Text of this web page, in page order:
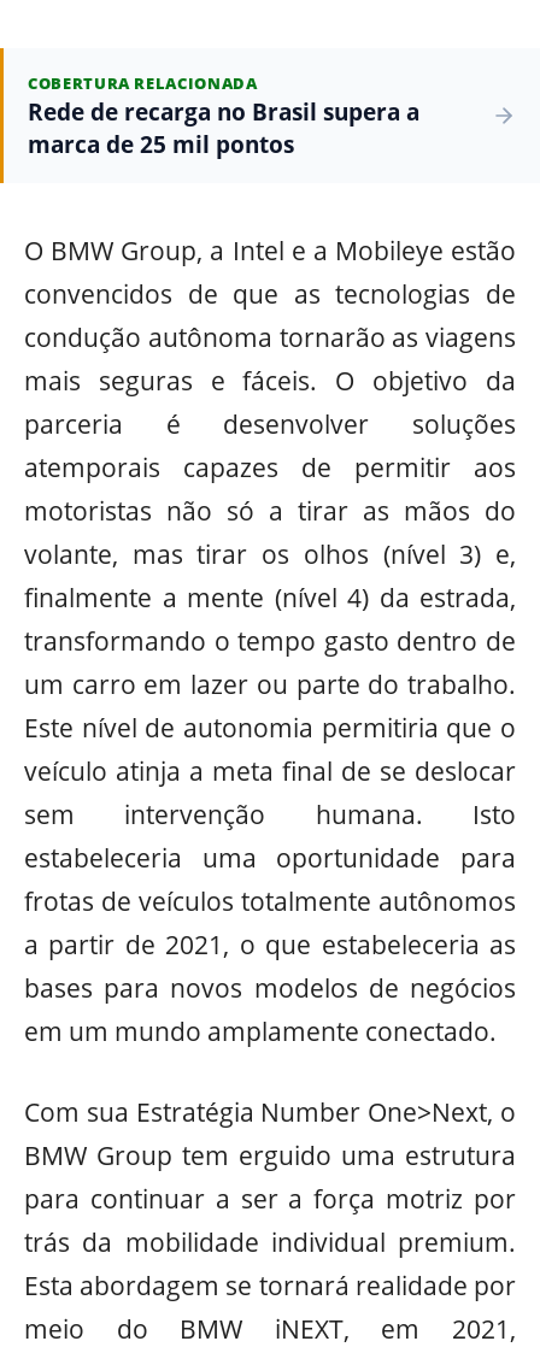
COBERTURA RELACIONADA
Rede de recarga no Brasil supera a
marca de 25 mil pontos
O BMW Group, a Intel e a Mobileye estão
convencidos de que as tecnologias de
condução autônoma tornarão as viagens
mais seguras e fáceis. O objetivo da
parceria é desenvolver soluções
atemporais capazes de permitir aos
motoristas não só a tirar as mãos do
volante, mas tirar os olhos (nível 3) e,
finalmente a mente (nível 4) da estrada,
transformando o tempo gasto dentro de
um carro em lazer ou parte do trabalho.
Este nível de autonomia permitiria que o
veículo atinja a meta final de se deslocar
sem intervenção humana. Isto
estabeleceria uma oportunidade para
frotas de veículos totalmente autônomos
a partir de 2021, o que estabeleceria as
bases para novos modelos de negócios
em um mundo amplamente conectado.
Com sua Estratégia Number One>Next, o
BMW Group tem erguido uma estrutura
para continuar a ser a força motriz por
trás da mobilidade individual premium.
Esta abordagem se tornará realidade por
meio do BMW iNEXT, em 2021,